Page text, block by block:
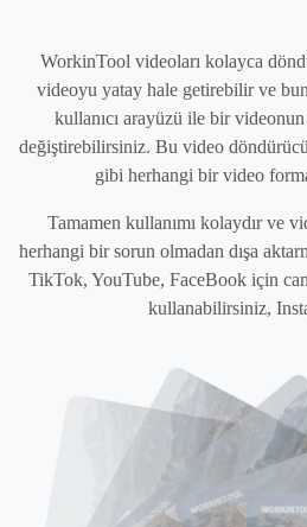
WorkinTool videoları kolayca
videoyu yatay hale getirebilir ve
kullanıcı arayüzü ile bir videonun
değiştirebilirsiniz. Bu video
gibi herhangi bir video
Tamamen kullanımı kolaydır ve
herhangi bir sorun olmadan dışa
TikTok, YouTube, FaceBook için
kullanabilirsiniz,